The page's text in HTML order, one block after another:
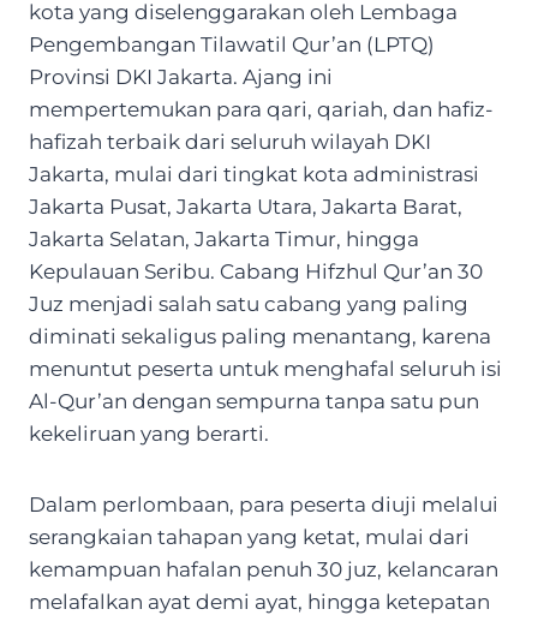
kota yang diselenggarakan oleh Lembaga
Pengembangan Tilawatil Qur’an (LPTQ)
Provinsi DKI Jakarta. Ajang ini
mempertemukan para qari, qariah, dan hafiz-
hafizah terbaik dari seluruh wilayah DKI
Jakarta, mulai dari tingkat kota administrasi
Jakarta Pusat, Jakarta Utara, Jakarta Barat,
Jakarta Selatan, Jakarta Timur, hingga
Kepulauan Seribu. Cabang Hifzhul Qur’an 30
Juz menjadi salah satu cabang yang paling
diminati sekaligus paling menantang, karena
menuntut peserta untuk menghafal seluruh isi
Al-Qur’an dengan sempurna tanpa satu pun
kekeliruan yang berarti.
Dalam perlombaan, para peserta diuji melalui
serangkaian tahapan yang ketat, mulai dari
kemampuan hafalan penuh 30 juz, kelancaran
melafalkan ayat demi ayat, hingga ketepatan